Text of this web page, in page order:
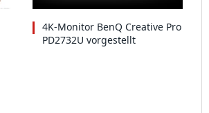
4K-Monitor BenQ Creative Pro
PD2732U vorgestellt